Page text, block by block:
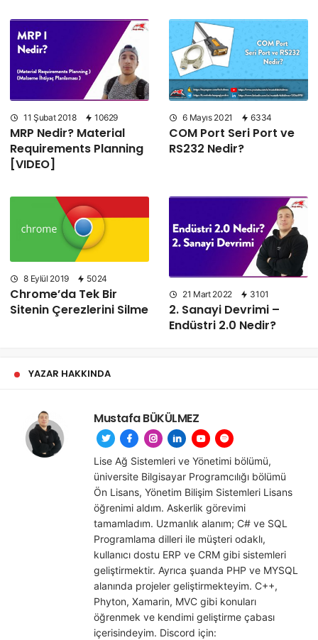
11 Şubat 2018 10629
MRP Nedir? Material
Requirements Planning
[VIDEO]
6 Mayıs 2021 6334
COM Port Seri Port ve
RS232 Nedir?
8 Eylül 2019 5024
Chrome’da Tek Bir
Sitenin Çerezlerini Silme
21 Mart 2022 3101
2. Sanayi Devrimi –
Endüstri 2.0 Nedir?
YAZAR HAKKINDA
Mustafa BÜKÜLMEZ
Lise Ağ Sistemleri ve Yönetimi bölümü,
üniversite Bilgisayar Programcılığı bölümü
Ön Lisans, Yönetim Bilişim Sistemleri Lisans
öğrenimi aldım. Askerlik görevimi
tamamladım. Uzmanlık alanım; C# ve SQL
Programlama dilleri ile müşteri odaklı,
kullanıcı dostu ERP ve CRM gibi sistemleri
geliştirmektir. Ayrıca şuanda PHP ve MYSQL
alanında projeler geliştirmekteyim. C++,
Phyton, Xamarin, MVC gibi konuları
öğrenmek ve kendimi geliştirme çabası
içerisindeyim. Discord için: